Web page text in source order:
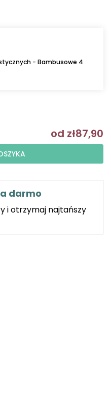
- Bambusowe 4
od zł87,90
darmo
i otrzymaj najtańszy